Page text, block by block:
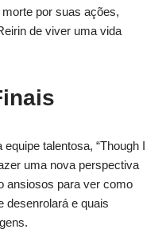
por suas ações,
de viver uma vida
talentosa, “Though I
uma nova perspectiva
ansiosos para ver como
desenrolará e quais